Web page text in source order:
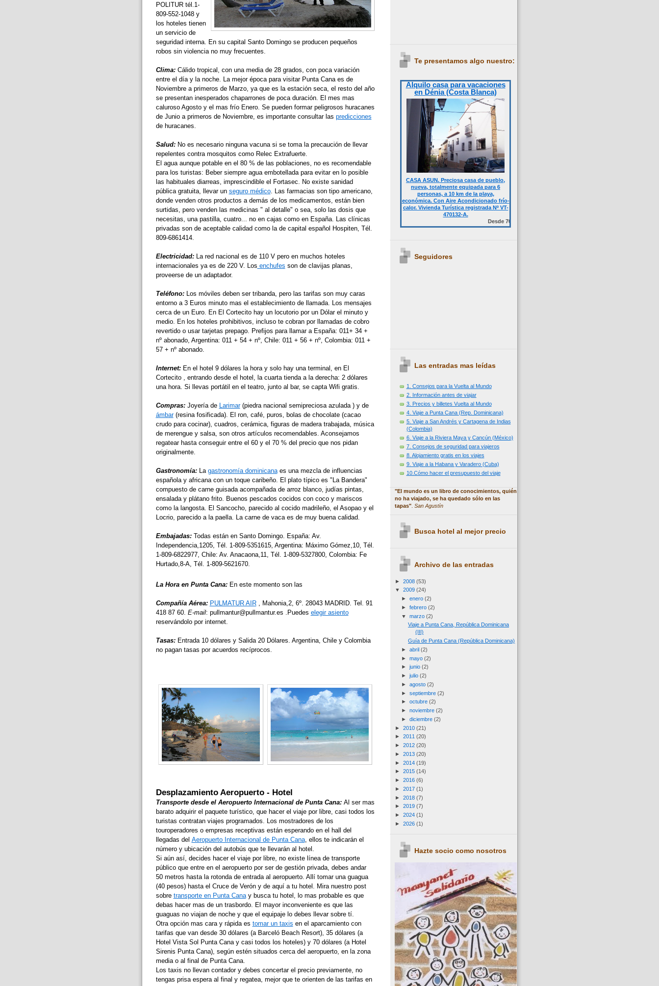
POLITUR tél.1-
809-552-1048 y
los hoteles tienen
un servicio de
seguridad interna. En su capital Santo Domingo se producen pequeños
robos sin violencia no muy frecuentes.
Clima:Cálido tropical, con una media de 28 grados, con poca variación
entre el día y la noche. La mejor época para visitar Punta Cana es de
Noviembre a primeros de Marzo, ya que es la estación seca, el resto del año
se presentan inesperados chaparrones de poca duración. El mes mas
caluroso Agosto y el mas frío Enero. Se pueden formar peligrosos huracanes
de Junio a primeros de Noviembre, es importante consultar las predicciones
de huracanes.
Salud:No es necesario ninguna vacuna si se toma la precaución de llevar
repelentes contra mosquitos como Relec Extrafuerte.
El agua aunque potable en el 80 % de las poblaciones, no es recomendable
para los turistas: Beber siempre agua embotellada para evitar en lo posible
las habituales diarreas, imprescindible el Fortasec. No existe sanidad
pública gratuita, llevar un seguro médico. Las farmacias son tipo americano,
donde venden otros productos a demás de los medicamentos, están bien
surtidas, pero venden las medicinas " al detalle" o sea, solo las dosis que
necesitas, una pastilla, cuatro... no en cajas como en España. Las clínicas
privadas son de aceptable calidad como la de capital español Hospiten, Tél.
809-6861414.
Electricidad:La red nacional es de 110 V pero en muchos hoteles
internacionales ya es de 220 V. Los enchufes son de clavijas planas,
proveerse de un adaptador.
Teléfono:Los móviles deben ser tribanda, pero las tarifas son muy caras
entorno a 3 Euros minuto mas el establecimiento de llamada. Los mensajes
cerca de un Euro. En El Cortecito hay un locutorio por un Dólar el minuto y
medio. En los hoteles prohibitivos, incluso te cobran por llamadas de cobro
revertido o usar tarjetas prepago. Prefijos para llamar a España: 011+ 34 +
nº abonado, Argentina: 011 + 54 + nº, Chile: 011 + 56 + nº, Colombia: 011 +
57 + nº abonado.
Internet:En el hotel 9 dólares la hora y solo hay una terminal, en El
Cortecito , entrando desde el hotel, la cuarta tienda a la derecha: 2 dólares
una hora. Si llevas portátil en el teatro, junto al bar, se capta Wifi gratis.
Compras:Joyería de Larimar(piedra nacional semipreciosa azulada ) y de
ámbar(resina fosificada). El ron, café, puros, bolas de chocolate (cacao
crudo para cocinar), cuadros, cerámica, figuras de madera trabajada, música
de merengue y salsa, son otros artículos recomendables. Aconsejamos
regatear hasta conseguir entre el 60 y el 70 % del precio que nos pidan
originalmente.
Gastronomía:La gastronomía dominicanaes una mezcla de influencias
española y africana con un toque caribeño. El plato típico es "La Bandera"
compuesto de carne guisada acompañada de arroz blanco, judías pintas,
ensalada y plátano frito. Buenos pescados cocidos con coco y mariscos
como la langosta. El Sancocho, parecido al cocido madrileño, el Asopao y el
Locrio, parecido a la paella. La carne de vaca es de muy buena calidad.
Embajadas:Todas están en Santo Domingo. España: Av.
Independencia,1205, Tél. 1-809-5351615, Argentina: Máximo Gómez,10, Tél.
1-809-6822977, Chile: Av. Anacaona,11, Tél. 1-809-5327800, Colombia: Fe
Hurtado,8-A, Tél. 1-809-5621670.
La Hora en Punta Cana:En este momento son las
Compañía Aérea: PULMATUR AIR, Mahonia,2, 6º. 28043 MADRID. Tel. 91
418 87 60. E-mail: pullmantur@pullmantur.es .Puedes elegir asiento
reservándolo por internet.
Tasas:Entrada 10 dólares y Salida 20 Dólares. Argentina, Chile y Colombia
no pagan tasas por acuerdos recíprocos.
Desplazamiento Aeropuerto - Hotel
Transporte desde el Aeropuerto Internacional de Punta Cana:Al ser mas
barato adquirir el paquete turístico, que hacer el viaje por libre, casi todos los
turistas contratan viajes programados. Los mostradores de los
touroperadores o empresas receptivas están esperando en el hall del
llegadas del Aeropuerto Internacional de Punta Cana, ellos te indicarán el
número y ubicación del autobús que te llevarán al hotel.
Si aún así, decides hacer el viaje por libre, no existe línea de transporte
público que entre en el aeropuerto por ser de gestión privada, debes andar
50 metros hasta la rotonda de entrada al aeropuerto. Allí tomar una guagua
(40 pesos) hasta el Cruce de Verón y de aquí a tu hotel. Mira nuestro post
sobre transporte en Punta Canay busca tu hotel, lo mas probable es que
debas hacer mas de un trasbordo. El mayor inconveniente es que las
guaguas no viajan de noche y que el equipaje lo debes llevar sobre tí.
Otra opción mas cara y rápida es tomar un taxis en el aparcamiento con
tarifas que van desde 30 dólares (a Barceló Beach Resort), 35 dólares (a
Hotel Vista Sol Punta Cana y casi todos los hoteles) y 70 dólares (a Hotel
Sirenis Punta Cana), según estén situados cerca del aeropuerto, en la zona
media o al final de Punta Cana.
Los taxis no llevan contador y debes concertar el precio previamente, no
tengas prisa espera al final y regatea, mejor que te orienten de las tarifas en
Te presentamos algo nuestro:
Alquilo casa para vacaciones
en Dénia (Costa Blanca)
CASA ASUN. Preciosa casa de pueblo,
nueva, totalmente equipada para 6
personas, a 10 km de la playa,
económica. Con Aire Acondicionado frío-
calor. Vivienda Turística registrada Nº VT-
470132-A.
Desde 700 € quincena casa completa.Temporalmente NO
Seguidores
Las entradas mas leídas
1. Consejos para la Vuelta al Mundo
2. Información antes de viajar
3. Precios y billetes Vuelta al Mundo
4. Viaje a Punta Cana (Rep. Dominicana)
5. Viaje a San Andrés y Cartagena de Indias
(Colombia)
6. Viaje a la Riviera Maya y Cancún (México)
7. Consejos de seguridad para viajeros
8. Alojamiento gratis en los viajes
9. Viaje a la Habana y Varadero (Cuba)
10.Cómo hacer el presupuesto del viaje
"El mundo es un libro de conocimientos, quién
no ha viajado, se ha quedado sólo en las
tapas". San Agustín
Busca hotel al mejor precio
Archivo de las entradas
► 2008 (53)
▼ 2009 (24)
► enero (2)
► febrero (2)
▼ marzo (2)
Viaje a Punta Cana, República Dominicana
(III)
Guía de Punta Cana (República Dominicana)
► abril (2)
► mayo (2)
► junio (2)
► julio (2)
► agosto (2)
► septiembre (2)
► octubre (2)
► noviembre (2)
► diciembre (2)
► 2010 (21)
► 2011 (20)
► 2012 (20)
► 2013 (20)
► 2014 (19)
► 2015 (14)
► 2016 (6)
► 2017 (1)
► 2018 (7)
► 2019 (7)
► 2024 (1)
► 2026 (1)
Hazte socio como nosotros